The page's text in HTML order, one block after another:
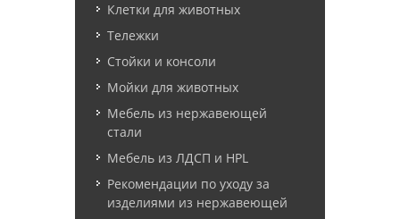
Клетки для животных
Тележки
Стойки и консоли
Мойки для животных
Мебель из нержавеющей
стали
Мебель из ЛДСП и HPL
Рекомендации по уходу за
изделиями из нержавеющей